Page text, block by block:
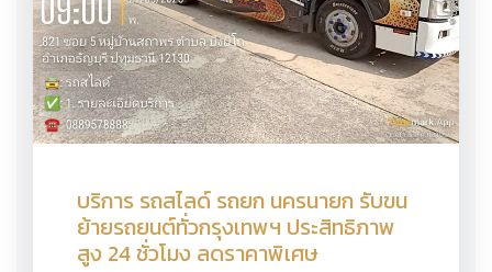
บริการ รถสไลด์ รถยก นครนายก รับขน
ย้ายรถยนต์ทั่วกรุงเทพฯ ประสิทธิภาพ
สูง 24 ชั่วโมง ลดราคาพิเศษ